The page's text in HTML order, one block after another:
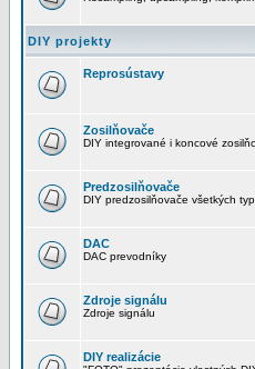
DIY projekty
Reprosústavy
Zosilňovače
DIY integrované i koncové
Predzosilňovače
DIY predzosilňovače všetkých
DAC
DAC prevodníky
Zdroje signálu
Zdroje signálu
DIY realizácie